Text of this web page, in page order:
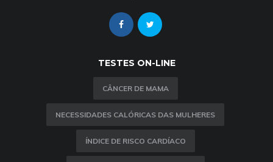
TESTES ON-LINE
CÂNCER DE MAMA
NECESSIDADES CALÓRICAS DAS MULHERES
ÍNDICE DE RISCO CARDÍACO